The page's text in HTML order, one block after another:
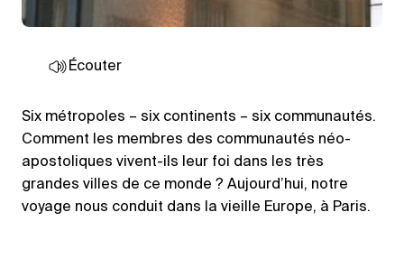
Écouter
Six métropoles – six continents – six communautés.
Comment les membres des communautés néo-
apostoliques vivent-ils leur foi dans les très
grandes villes de ce monde ? Aujourd’hui, notre
voyage nous conduit dans la vieille Europe, à Paris.